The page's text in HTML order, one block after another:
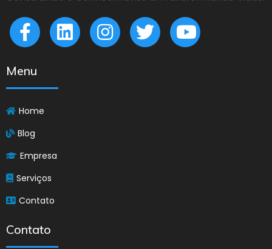
Menu
Home
Blog
Empresa
Serviços
Contato
Contato